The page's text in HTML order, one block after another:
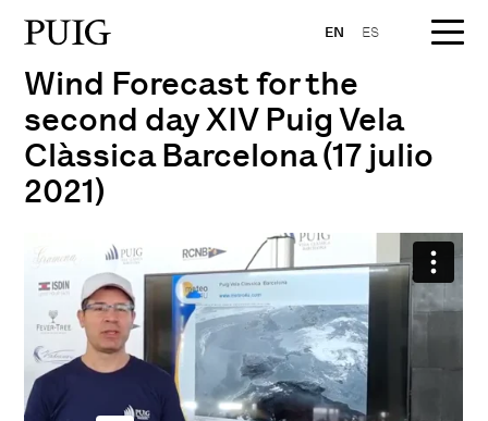
EN ES
Wind Forecast for the
second day XIV Puig Vela
Clàssica Barcelona (17 julio
2021)